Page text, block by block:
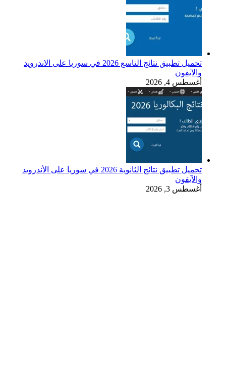
تحميل تطبيق نتائج التاسع 2026 في سوريا على الاندرويد
والآيفون
أغسطس 4, 2026
تحميل تطبيق نتائج الثانوية 2026 في سوريا على الأندرويد
والآيفون
أغسطس 3, 2026